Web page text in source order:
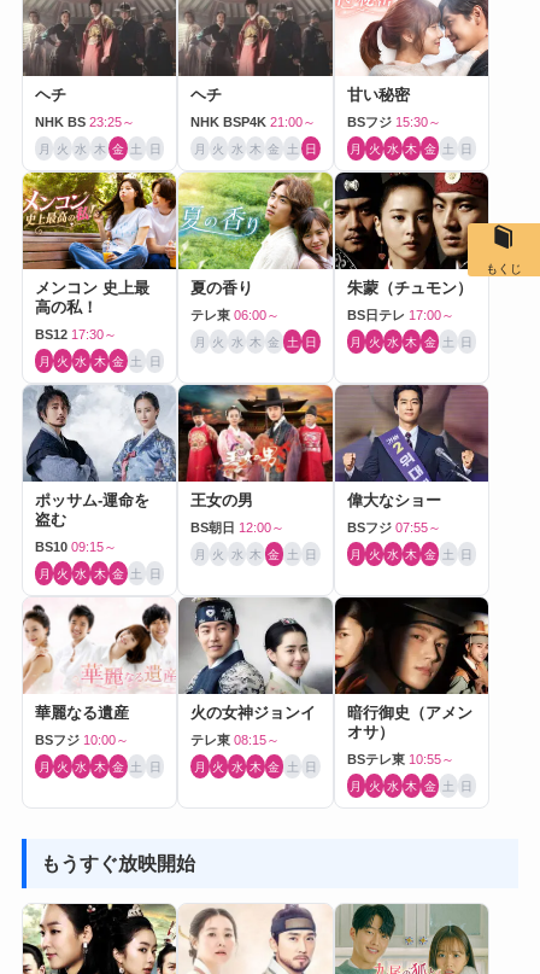
ヘチ
NHK BS 23:25～
月 火 水 木 金 土 日
ヘチ
NHK BSP4K 21:00～
月 火 水 木 金 土 日
甘い秘密
BSフジ 15:30～
月 火 水 木 金 土 日
メンコン 史上最
高の私！
BS12 17:30～
月 火 水 木 金 土 日
夏の香り
テレ東 06:00～
月 火 水 木 金 土 日
朱蒙（チュモン）
BS日テレ 17:00～
月 火 水 木 金 土 日
ポッサム-運命を
盗む
BS10 09:15～
月 火 水 木 金 土 日
王女の男
BS朝日 12:00～
月 火 水 木 金 土 日
偉大なショー
BSフジ 07:55～
月 火 水 木 金 土 日
華麗なる遺産
BSフジ 10:00～
月 火 水 木 金 土 日
火の女神ジョンイ
テレ東 08:15～
月 火 水 木 金 土 日
暗行御史（アメン
オサ）
BSテレ東 10:55～
月 火 水 木 金 土 日
もうすぐ放映開始
もくじ